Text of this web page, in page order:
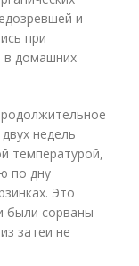
и
при
в домашних
недель
температурой,
по дну
Это
были сорваны
затеи не